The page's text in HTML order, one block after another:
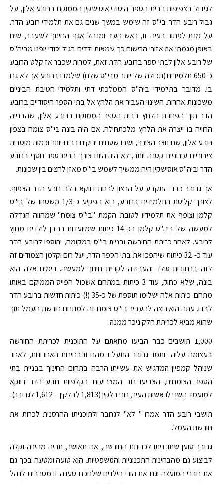
לגידול בצפיפות בבית הספר היסודי אוסישקין הממוקם ברובע אלון, על
גבול רובע הדר. בי"ס זה שימש במשך שנים גם את תלמידי רובע הדר.
על מנת לפתור בעיה זו, ראש העיר ומנהל אגף החינוך לשעבר, שינו
באופן מגמתי את אזורי הרישום כך שמאות ילדים בגיל יסודי יופנו מביה"ס
של רובע אלון לבתי ספר ברובע הדר. זאת, למרות שכבר אז קלט הרובע
כ-650 תלמידים (תכולה של יותר מבי"ס שלם) שלמדו ברובע אך לא גרו
בו. מדובר בתלמידי ביה"ס הממלכתי דתי ותלמידי חטיבת הביניים
משכונות אחרות. השינוי העביר את הלחץ אל בתי הספר היסודיים ברובע
הדר תוך הפחתת הלחץ בבית הספר הממוקם ברובע אלון, שהבנייה
הרוויה בו ייצרה את הלחץ מלכתחילה. אם היה בונה בי"ס צומח בצפון
רובע אלון, שם נוצר הצורך, ושבו שטחים ירוקים רבים יותר וכמות מוסדות
ציבוריים עירוניים קטנה יותר, לא היה היום צורך בבית ספר נוסף ברובע
הדר וביה"ס אוסישקין היה ממשיך לשמש בי"ס מאזן לחצים בין שכונות.
אך גרובר כבר התקבע על הרצון לבנות דווקא בלב רובע הדר הצפוף.
לצורך קליטת התלמידים ברובע, הוא הפקיע כ-1/3 משטחו של בי"ס
קלמן וצופף את תלמידיו לטובת הקמת "בי"ס צומח" שמהווה הגדלה
למעשה של ביה"ס קלמן בכ-14 כיתות שמיועדות ברובן לילדים מחוץ
לרובע. לאחר כריתת החורשה ובניית בי"ס במקומה, יתוספו לרובע הדר
עוד כ- 32 כיתות שיהפכו את בתי הספר הדר, יעל רום וקלמן הצמודים זה
לזה ברחובות סולד והעבודה לקריית חינוך למעשה. בימים אלה הוא
בונה, שלא כחוק, עוד 3 כיתות במתחם אשכול הפייס הממוקם באותו
מתחם. כיתות אלה ישלימו תוספת של כ-35 (!) כיתות חדשות ברובע הדר
לבדו. עתה הוא רוצה להעביר בי"ס צומח זה למתחם חורשת העמל תוך
שהוא מביא לכריתת חלק ניכר ממנה.
1,000 תושבים כבר הביעו מחאתם על התוכנית לכריתת החורשה
בעצומה עליה חתמו. גרובר התעלם מהם ובבחירות האחרונות, לאחר
שניהל קמפיין המדגיש את עשייתו הרבה בתחום החינוך בבניית בתי
הספר הצומחים, הצביעו רוב המצביעים בקלפיות רובע הדר דווקא
למועמד השני לראשות העיר, רוני בלקין (1,813 לבלקין – 1,612 לגרובר).
תושבי רובע הדר אמרו " לא" לגרובר ולתוכניתו ההרסנית לכרות את
חורשת העמל.
גרובר טוען שתוכניתו לכריתת החורשה, אם תאושר, תהיה מהירה וקלה
לביצוע גם מהבחינות התכנוניות והמשפטיות. הוא טועה ומטעה בכך גם
את חברי המועצה וגם את הורי הילדים שלנוכח טענה זו מסרבים לנהל